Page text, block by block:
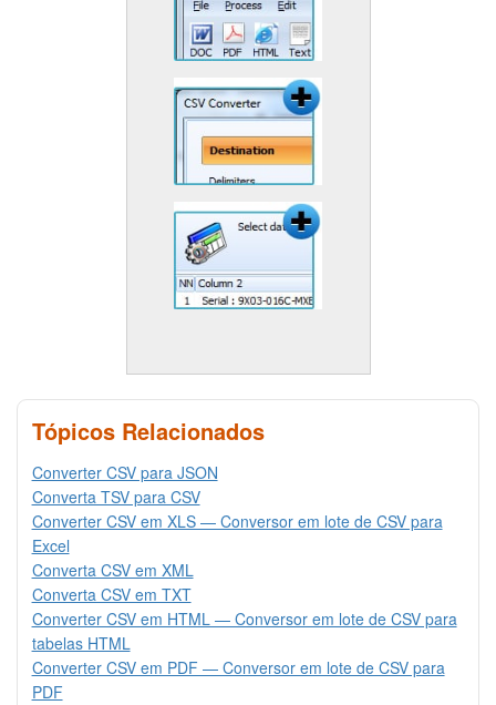
Tópicos Relacionados
Converter CSV para JSON
Converta TSV para CSV
Converter CSV em XLS — Conversor em lote de CSV para
Excel
Converta CSV em XML
Converta CSV em TXT
Converter CSV em HTML — Conversor em lote de CSV para
tabelas HTML
Converter CSV em PDF — Conversor em lote de CSV para
PDF